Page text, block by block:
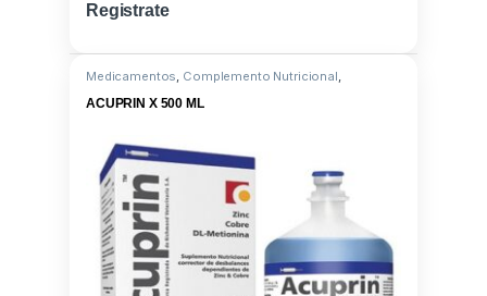
Registrate
Medicamentos Complemento Nutricional
Cu+Zn+Metionina
ACUPRIN X 500 ML